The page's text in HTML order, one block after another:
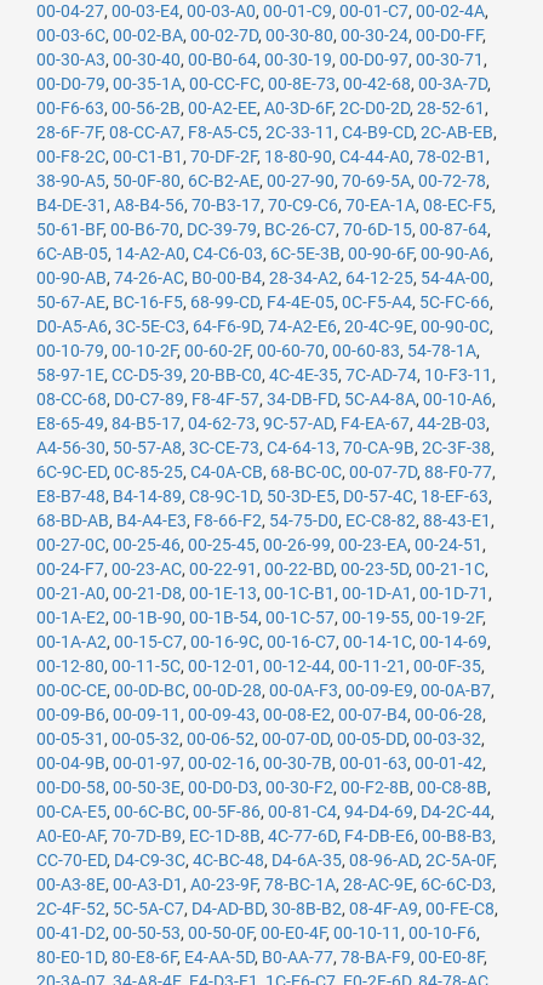
00-04-27, 00-03-E4, 00-03-A0, 00-01-C9, 00-01-C7, 00-02-4A,
00-03-6C, 00-02-BA, 00-02-7D, 00-30-80, 00-30-24, 00-D0-FF,
00-30-A3, 00-30-40, 00-B0-64, 00-30-19, 00-D0-97, 00-30-71 ,
00-D0-79, 00-35-1A, 00-CC-FC, 00-8E-73, 00-42-68, 00-3A-7D,
00-F6-63, 00-56-2B, 00-A2-EE, A0-3D-6F, 2C-D0-2D, 28-52-61 ,
28-6F-7F, 08-CC-A7, F8-A5-C5, 2C-33-11 , C4-B9-CD, 2C-AB-EB,
00-F8-2C, 00-C1-B1 , 70-DF-2F, 18-80-90, C4-44-A0, 78-02-B1 ,
38-90-A5, 50-0F-80, 6C-B2-AE, 00-27-90, 70-69-5A, 00-72-78,
B4-DE-31 , A8-B4-56, 70-B3-17, 70-C9-C6, 70-EA-1A, 08-EC-F5,
50-61-BF, 00-B6-70, DC-39-79, BC-26-C7, 70-6D-15, 00-87-64,
6C-AB-05, 14-A2-A0, C4-C6-03, 6C-5E-3B, 00-90-6F, 00-90-A6,
00-90-AB, 74-26-AC, B0-00-B4, 28-34-A2, 64-12-25, 54-4A-00,
50-67-AE, BC-16-F5, 68-99-CD, F4-4E-05, 0C-F5-A4, 5C-FC-66,
D0-A5-A6, 3C-5E-C3, 64-F6-9D, 74-A2-E6, 20-4C-9E, 00-90-0C,
00-10-79, 00-10-2F, 00-60-2F, 00-60-70, 00-60-83, 54-78-1A,
58-97-1E, CC-D5-39, 20-BB-C0, 4C-4E-35, 7C-AD-74, 10-F3-11 ,
08-CC-68, D0-C7-89, F8-4F-57, 34-DB-FD, 5C-A4-8A, 00-10-A6,
E8-65-49, 84-B5-17, 04-62-73, 9C-57-AD, F4-EA-67, 44-2B-03,
A4-56-30, 50-57-A8, 3C-CE-73, C4-64-13, 70-CA-9B, 2C-3F-38,
6C-9C-ED, 0C-85-25, C4-0A-CB, 68-BC-0C, 00-07-7D, 88-F0-77,
E8-B7-48, B4-14-89, C8-9C-1D, 50-3D-E5, D0-57-4C, 18-EF-63,
68-BD-AB, B4-A4-E3, F8-66-F2, 54-75-D0, EC-C8-82, 88-43-E1 ,
00-27-0C, 00-25-46, 00-25-45, 00-26-99, 00-23-EA, 00-24-51 ,
00-24-F7, 00-23-AC, 00-22-91 , 00-22-BD, 00-23-5D, 00-21-1C,
00-21-A0, 00-21-D8, 00-1E-13, 00-1C-B1 , 00-1D-A1 , 00-1D-71 ,
00-1A-E2, 00-1B-90, 00-1B-54, 00-1C-57, 00-19-55, 00-19-2F,
00-1A-A2, 00-15-C7, 00-16-9C, 00-16-C7, 00-14-1C, 00-14-69,
00-12-80, 00-11-5C, 00-12-01 , 00-12-44, 00-11-21 , 00-0F-35,
00-0C-CE, 00-0D-BC, 00-0D-28, 00-0A-F3, 00-09-E9, 00-0A-B7,
00-09-B6, 00-09-11 , 00-09-43, 00-08-E2, 00-07-B4, 00-06-28,
00-05-31 , 00-05-32, 00-06-52, 00-07-0D, 00-05-DD, 00-03-32,
00-04-9B, 00-01-97, 00-02-16, 00-30-7B, 00-01-63, 00-01-42,
00-D0-58, 00-50-3E, 00-D0-D3, 00-30-F2, 00-F2-8B, 00-C8-8B,
00-CA-E5, 00-6C-BC, 00-5F-86, 00-81-C4, 94-D4-69, D4-2C-44,
A0-E0-AF, 70-7D-B9, EC-1D-8B, 4C-77-6D, F4-DB-E6, 00-B8-B3,
CC-70-ED, D4-C9-3C, 4C-BC-48, D4-6A-35, 08-96-AD, 2C-5A-0F,
00-A3-8E, 00-A3-D1 , A0-23-9F, 78-BC-1A, 28-AC-9E, 6C-6C-D3,
2C-4F-52, 5C-5A-C7, D4-AD-BD, 30-8B-B2, 08-4F-A9, 00-FE-C8,
00-41-D2, 00-50-53, 00-50-0F, 00-E0-4F, 00-10-11 , 00-10-F6,
80-E0-1D, 80-E8-6F, E4-AA-5D, B0-AA-77, 78-BA-F9, 00-E0-8F,